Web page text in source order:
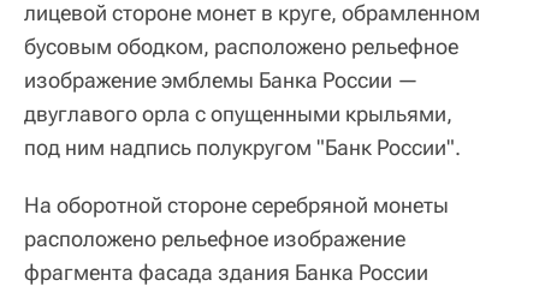
лицевой стороне монет в круге, обрамленном
бусовым ободком, расположено рельефное
изображение эмблемы Банка России —
двуглавого орла с опущенными крыльями,
под ним надпись полукругом "Банк России".
На оборотной стороне серебряной монеты
расположено рельефное изображение
фрагмента фасада здания Банка России